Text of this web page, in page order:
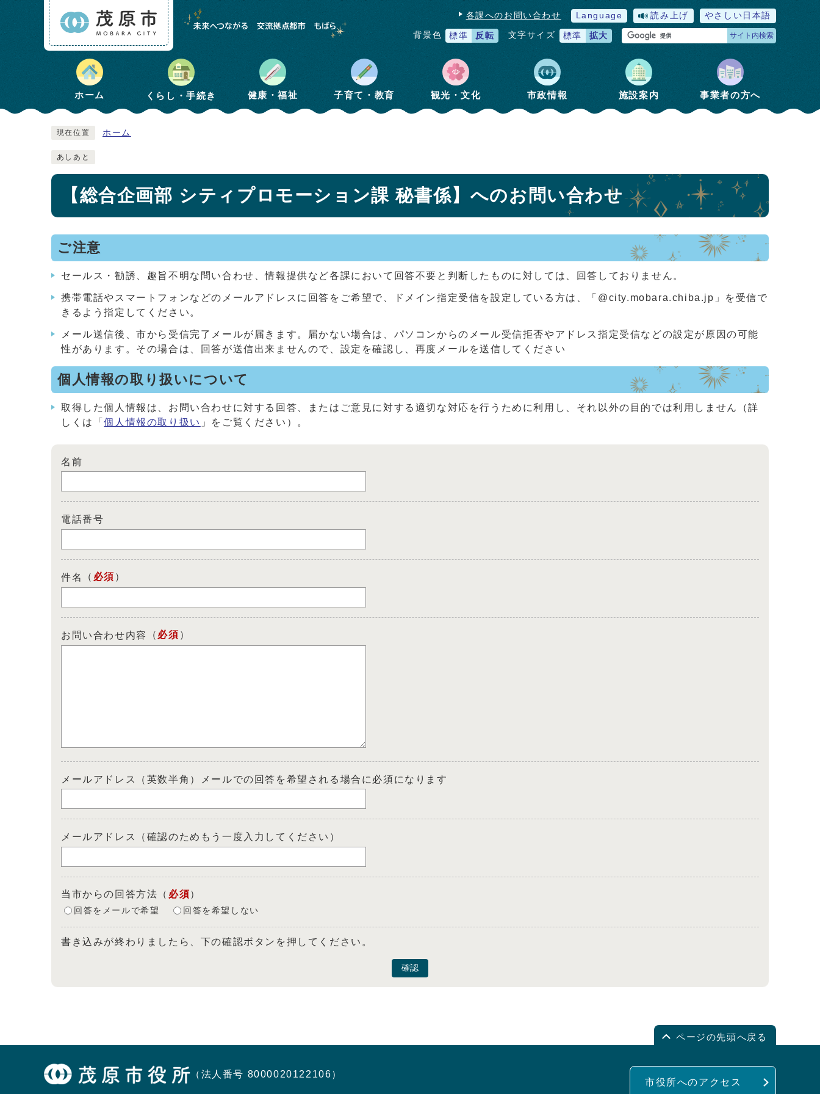
各課へのお問い合わせ Language 読み上げ やさしい日本語
背景色 標準 反転 文字サイズ 標準 拡大 サイト内検索
ホーム くらし・手続き 健康・福祉 子育て・教育 観光・文化 市政情報 施設案内 事業者の方へ
現在位置 ホーム
あしあと
【総合企画部 シティプロモーション課 秘書係】へのお問い合わせ
ご注意
セールス・勧誘、趣旨不明な問い合わせ、情報提供など各課において回答不要と判断したものに対しては、回答しておりません。
携帯電話やスマートフォンなどのメールアドレスに回答をご希望で、ドメイン指定受信を設定している方は、「@city.mobara.chiba.jp」を受信で
きるよう指定してください。
メール送信後、市から受信完了メールが届きます。届かない場合は、パソコンからのメール受信拒否やアドレス指定受信などの設定が原因の可能
性があります。その場合は、回答が送信出来ませんので、設定を確認し、再度メールを送信してください
個人情報の取り扱いについて
取得した個人情報は、お問い合わせに対する回答、またはご意見に対する適切な対応を行うために利用し、それ以外の目的では利用しません（詳
しくは「個人情報の取り扱い 」をご覧ください）。
名前
電話番号
件名 （ 必須 ）
お問い合わせ内容 （ 必須 ）
メールアドレス（英数半角）メールでの回答を希望される場合に必須になります
メールアドレス（確認のためもう一度入力してください）
当市からの回答方法 （ 必須）
回答をメールで希望 回答を希望しない
書き込みが終わりましたら、下の確認ボタンを押してください。
確認
ページの先頭へ戻る
（法人番号 8000020122106）
市役所へのアクセス